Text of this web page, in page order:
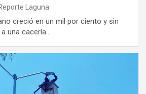
Laguna
creció en un mil por ciento y sin
una cacería…